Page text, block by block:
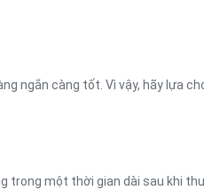
ngắn càng tốt. Vì vậy, hãy lựa
trong một thời gian dài sau khi